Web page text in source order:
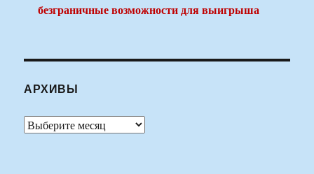
безграничные возможности для выигрыша
АРХИВЫ
Архивы